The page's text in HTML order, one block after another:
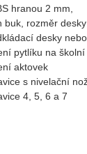
hranou 2 mm,
buk, rozměr
desky
pytlíku na
aktovek
s nivelační
4, 5, 6 a 7